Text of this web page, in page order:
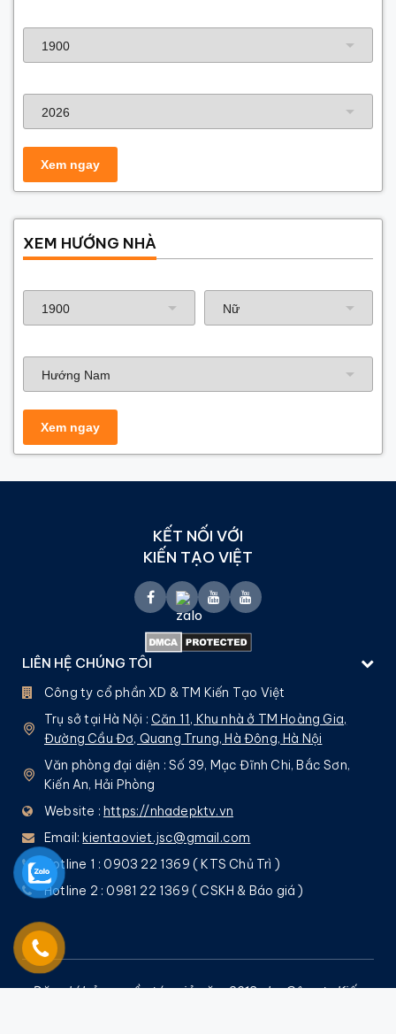
XEM HƯỚNG NHÀ
KẾT NỐI VỚI
KIẾN TẠO VIỆT
LIÊN HỆ CHÚNG TÔI
Công ty cổ phần XD & TM Kiến Tạo Việt
Trụ sở tại Hà Nội : Căn 11, Khu nhà ở TM Hoàng Gia,
Đường Cầu Đơ, Quang Trung, Hà Đông, Hà Nội
Văn phòng đại diện : Số 39, Mạc Đĩnh Chi, Bắc Sơn,
Kiến An, Hải Phòng
Website : https://nhadepktv.vn
Email: kientaoviet.jsc@gmail.com
Hotline 1 : 0903 22 1369 ( KTS Chủ Trì )
Hotline 2 : 0981 22 1369 ( CSKH & Báo giá )
Đăng kí bản quyền tác giả năm 2013 cho Công ty Kiến